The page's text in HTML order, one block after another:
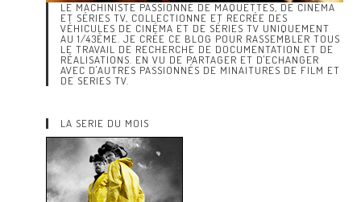
LE MACHINISTE PASSIONNÉ DE MAQUETTES, DE CINÉMA
ET SÉRIES TV, COLLECTIONNE ET RECRÉE DES
VÉHICULES DE CINÉMA ET DE SÉRIES TV UNIQUEMENT
AU 1/43ÈME. JE CRÉE CE BLOG POUR RASSEMBLER TOUS
LE TRAVAIL DE RECHERCHE DE DOCUMENTATION ET DE
RÉALISATIONS. EN VU DE PARTAGER ET D'ECHANGER
AVEC D'AUTRES PASSIONNÉS DE MINAITURES DE FILM ET
DE SERIES TV.
LA SERIE DU MOIS